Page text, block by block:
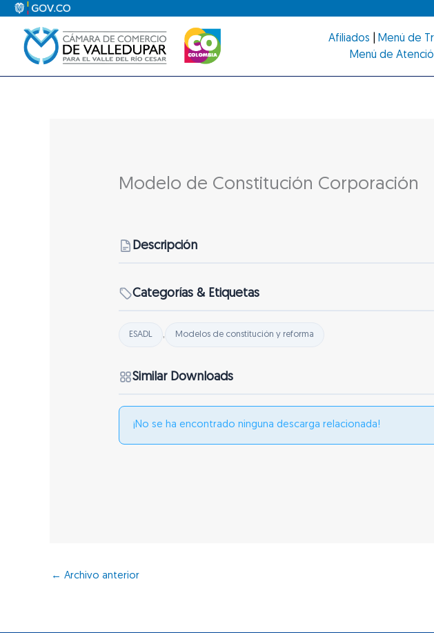
contenido
Afiliados Menú de
Menú de
Modelo de Constitución Corporación
Descripción
Categorías & Etiquetas
ESADL , Modelos de constitución y reforma
Similar Downloads
¡No se ha encontrado ninguna descarga relacionada!
← Archivo anterior